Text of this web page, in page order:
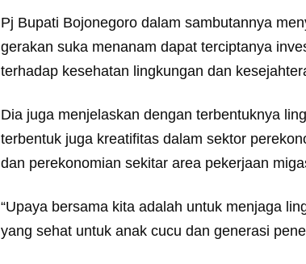
Pj Bupati Bojonegoro dalam sambutannya
gerakan suka menanam dapat terciptanya
terhadap kesehatan lingkungan dan
Dia juga menjelaskan dengan terbentuknya
terbentuk juga kreatifitas dalam sektor
dan perekonomian sekitar area pekerjaan
“Upaya bersama kita adalah untuk menjaga
yang sehat untuk anak cucu dan generasi